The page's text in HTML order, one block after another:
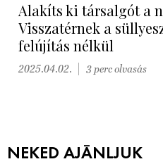
Alakíts ki társalgót a
Visszatérnek a
felújítás nélkül
2025.04.02. 3 perc olvasás
NEKED AJÁNLJUK